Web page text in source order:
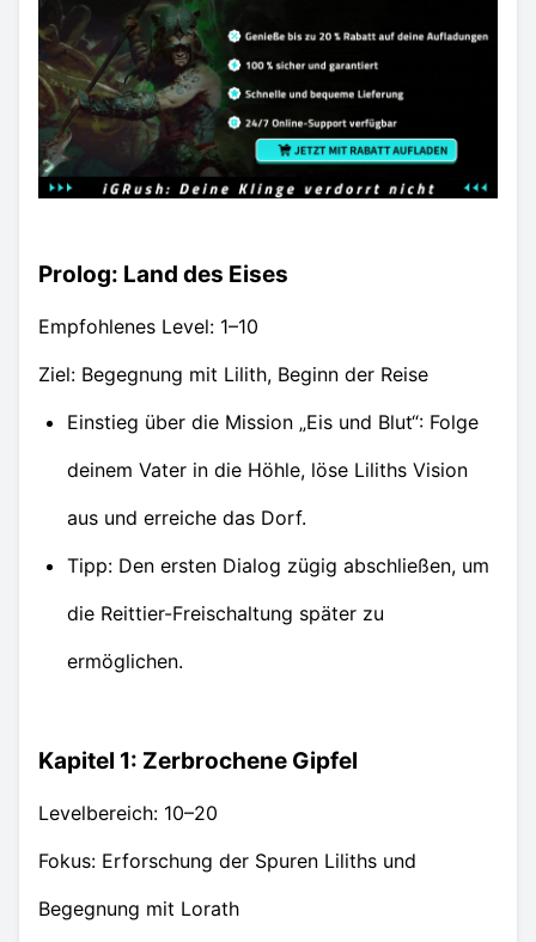
Prolog: Land des Eises
Empfohlenes Level: 1–10
Ziel: Begegnung mit Lilith, Beginn der Reise
Einstieg über die Mission „Eis und Blut“: Folge
deinem Vater in die Höhle, löse Liliths Vision
aus und erreiche das Dorf.
Tipp: Den ersten Dialog zügig abschließen, um
die Reittier-Freischaltung später zu
ermöglichen.
Kapitel 1: Zerbrochene Gipfel
Levelbereich: 10–20
Fokus: Erforschung der Spuren Liliths und
Begegnung mit Lorath